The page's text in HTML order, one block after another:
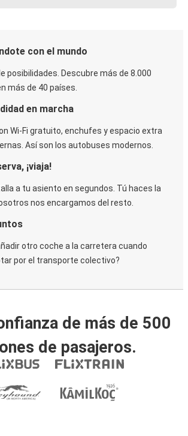
con el mundo
posibilidades. Descubre más de 8.000
más de 40 países.
en marcha
Wi-Fi gratuito, enchufes y espacio extra
Así son los autobuses modernos.
¡viaja!
a tu asiento en segundos. Tú haces la
nos encargamos del resto.
otro coche a la carretera cuando
por el transporte colectivo?
de más de 500
de pasajeros.